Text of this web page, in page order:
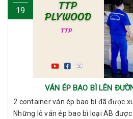
19
VÁN ÉP BAO BÌ LÊN
2 container ván ép bao bì đã được
Những lô ván ép bao bì loại AB